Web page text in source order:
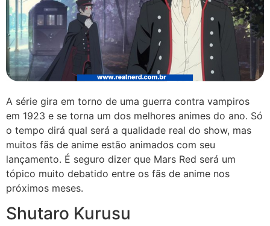
A série gira em torno de uma guerra contra vampiros
em 1923 e se torna um dos melhores animes do ano. Só
o tempo dirá qual será a qualidade real do show, mas
muitos fãs de anime estão animados com seu
lançamento. É seguro dizer que Mars Red será um
tópico muito debatido entre os fãs de anime nos
próximos meses.
Shutaro Kurusu